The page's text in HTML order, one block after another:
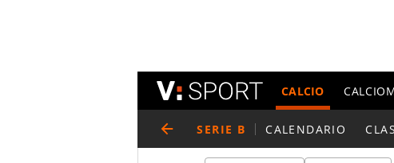
CALCIO
SERIE B CALENDARIO